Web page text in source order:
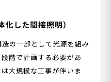
した間接照明）
の一部として光源を組み
階で計画する必要があ
大規模な工事が伴いま